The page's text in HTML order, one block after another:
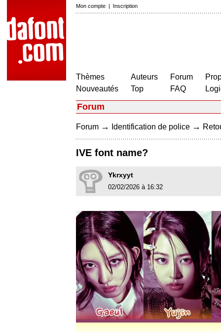
Mon compte | Inscription
Thèmes
Nouveautés
Auteurs
Top
Forum
FAQ
Forum
Forum → Identification de police →
IVE font name?
Ykrxyyt
02/02/2026 à 16:32